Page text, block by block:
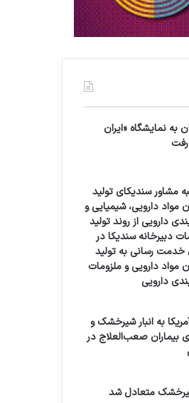
به نمایشگاه «ایران
مشاور سندیکای تولید
مواد دارویی، شیمیایی و
دارویی از روند تولید
دبیرخانه سندیکا در
خدمت رسانی به تولید
مواد دارویی و ملزومات
دارویی
به انبار شیرخشک و
بیماران صعب‌العلاج در
شیرخشک متعادل شد